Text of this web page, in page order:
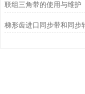
联组三角带的使用与维护